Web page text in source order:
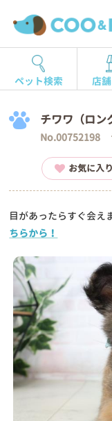
ペット検索 店
チワワ（ロン
No.00752198
お気に入
目があったらすぐ会え
ちらから！